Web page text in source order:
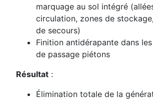
marquage au sol intégré
circulation, zones de
de secours)
Finition antidérapante dans
de passage piétons
Résultat :
Élimination totale de la